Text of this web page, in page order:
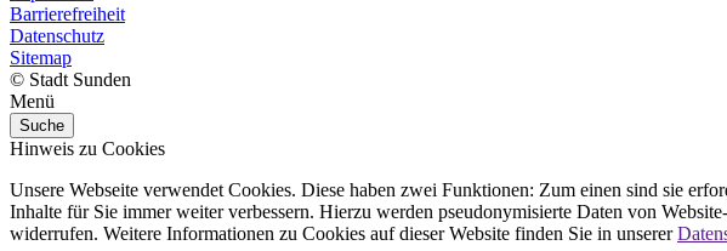
Barrierefreiheit
Datenschutz
Sitemap
© Stadt Sunden
Menü
Suche
Hinweis zu Cookies
Unsere Webseite verwendet Cookies. Diese haben zwei Funktionen: Zum einen sind sie
Inhalte für Sie immer weiter verbessern. Hierzu werden pseudonymisierte Daten von
widerrufen. Weitere Informationen zu Cookies auf dieser Website finden Sie in unserer